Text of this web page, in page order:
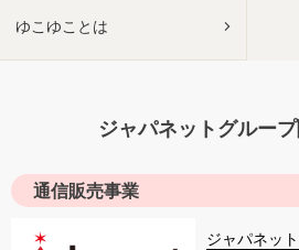
ゆこゆことは
ジャパネットグルー
通信販売事業
ジャパネッ